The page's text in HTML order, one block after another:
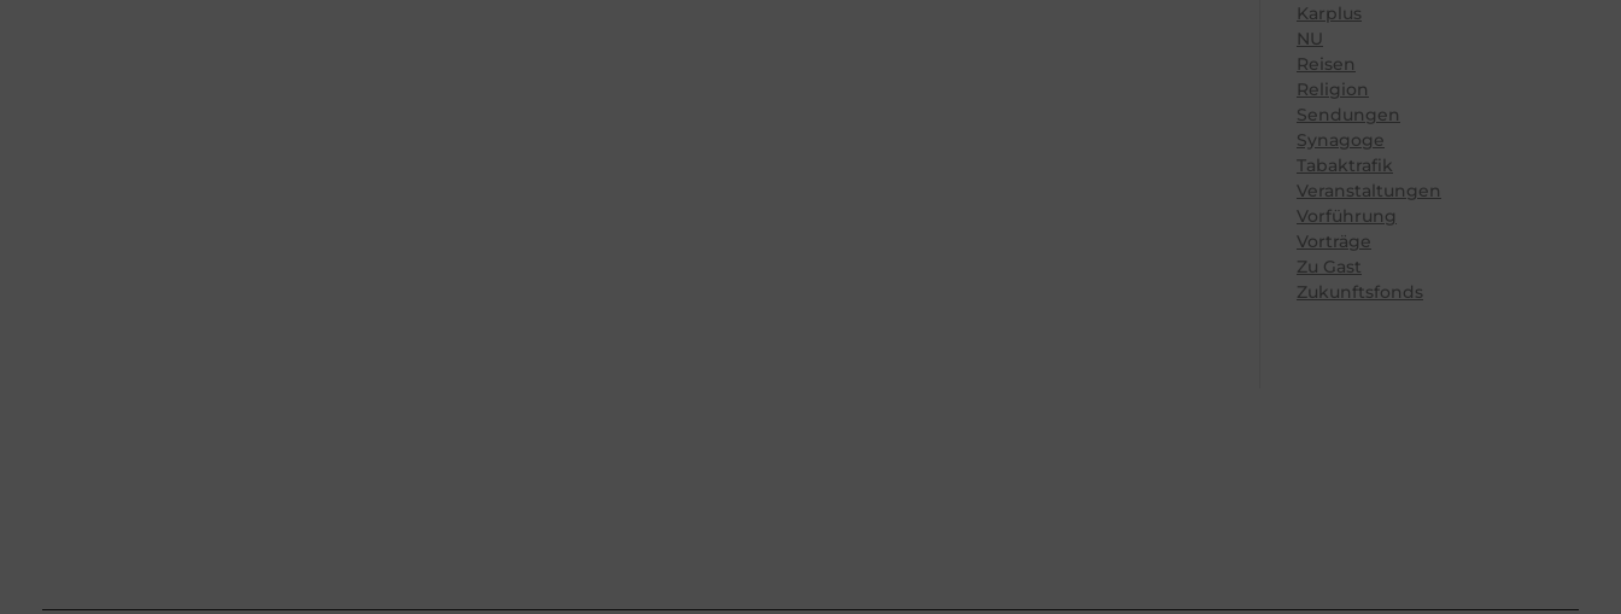
Karplus
NU
Reisen
Religion
Sendungen
Synagoge
Tabaktrafik
Veranstaltungen
Vorführung
Vorträge
Zu Gast
Zukunftsfonds